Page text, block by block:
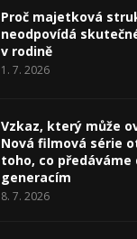
Proč majetková
neodpovídá
v rodině
1. 7. 2026
Vzkaz, který může
Nová filmová série
toho, co předáváme
generacím
8. 7. 2026